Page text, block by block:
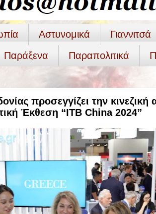
Αστυνομικά Γιαννιτσά
Παράξενα Παραπολιτικά
προσεγγίζει την
Έκθεση “ITB China 2024”